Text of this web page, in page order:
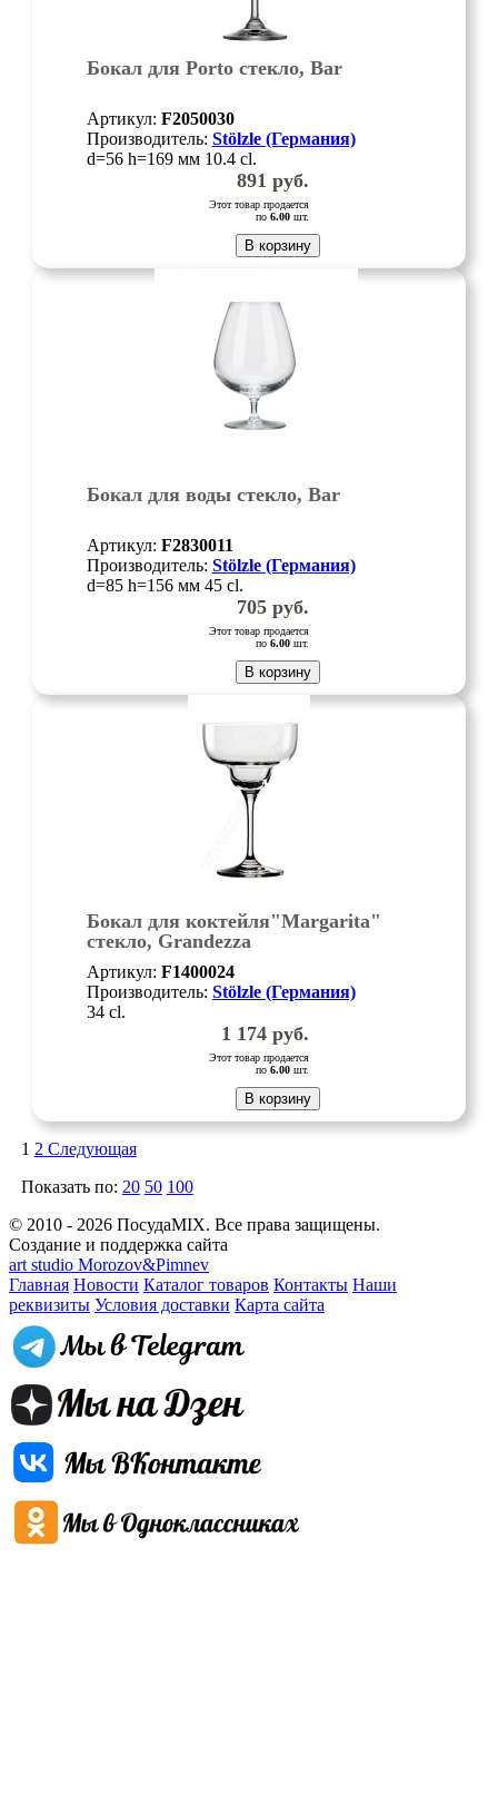
Бокал для Porto стекло, Bar
Артикул: F2050030
Производитель: Stölzle (Германия)
d=56 h=169 мм 10.4 cl.
891 руб.
Этот товар продается
по 6.00шт.
В корзину
Бокал для воды стекло, Bar
Артикул: F2830011
Производитель: Stölzle (Германия)
d=85 h=156 мм 45 cl.
705руб.
Этот товар продается
по 6.00шт.
В корзину
Бокал для коктейля"Margarita"
стекло, Grandezza
Артикул: F1400024
Производитель: Stölzle (Германия)
34 cl.
1 174руб.
Этот товар продается
по 6.00шт.
В корзину
1 2 Следующая
Показать по: 20 50 100
© 2010 - 2026 ПосудаMIX. Все права защищены.
Создание и поддержка сайта
art studio Morozov&Pimnev
Главная Новости Каталог товаров Контакты Наши
реквизиты Условия доставки Карта сайта